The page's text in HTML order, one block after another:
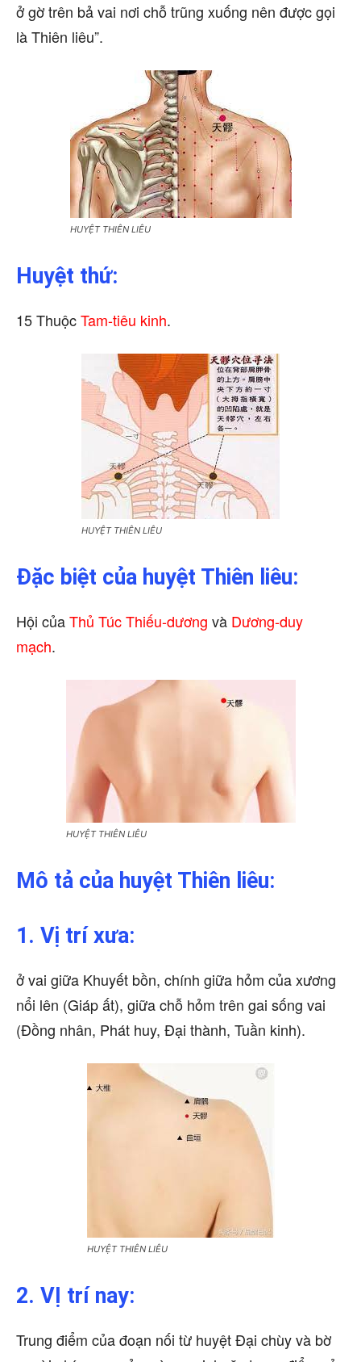
ở gờ trên bả vai nơi chỗ trũng xuống nên được gọi
là Thiên liêu”.
HUYỆT THIÊN LIÊU
Huyệt thứ:
15 ThuộcTam-tiêu kinh.
HUYỆT THIÊN LIÊU
Đặc biệt của huyệt Thiên liêu:
Hội củaThủ Túc Thiếu-dương và Dương-duy
mạch.
HUYỆT THIÊN LIÊU
Mô tả của huyệt Thiên liêu:
1. Vị trí xưa:
ở vai giữa Khuyết bồn, chính giữa hỏm của xương
nổi lên (Giáp ất), giữa chỗ hỏm trên gai sống vai
(Đồng nhân, Phát huy, Đại thành, Tuần kinh).
HUYỆT THIÊN LIÊU
2. VỊ trí nay:
Trung điểm của đoạn nối từ huyệt Đại chùy và bờ